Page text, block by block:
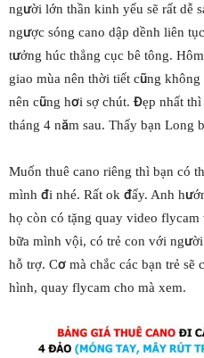
người lớn thần kinh yếu sẽ rất dễ
ngược sóng cano dập dềnh liên
tưởng húc thẳng cục bê tông.
giao mùa nên thời tiết cũng
nên cũng hơi sợ chút. Đẹp nhất
tháng 4 năm sau. Thấy bạn Long
Muốn thuê cano riêng thì bạn có
mình đi nhé. Rất ok đấy. Anh
họ còn có tặng quay video
bữa mình vội, có trẻ con với
hỗ trợ. Cơ mà chắc các bạn trẻ
hình, quay flycam cho mà xem.